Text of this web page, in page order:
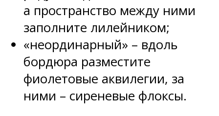
а пространство между ними
заполните лилейником;
«неординарный» – вдоль
бордюра разместите
фиолетовые аквилегии, за
ними – сиреневые флоксы.